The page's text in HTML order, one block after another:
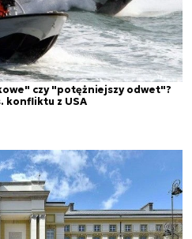
czy "potężniejszy odwet"?
konfliktu z USA